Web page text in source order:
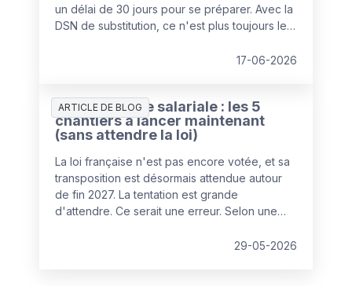
un délai de 30 jours pour se préparer. Avec la
DSN de substitution, ce n'est plus toujours le
anomalie, la chiffrer, et corriger votre
silencieuse.
17-06-2026
ARTICLE DE BLOG
Transparence salariale : les 5
chantiers à lancer maintenant
(sans attendre la loi)
La loi française n'est pas encore votée, et sa
transposition est désormais attendue autour
de fin 2027. La tentation est grande
d'attendre. Ce serait une erreur. Selon une
seulement 40 % des entreprises se disent
29-05-2026